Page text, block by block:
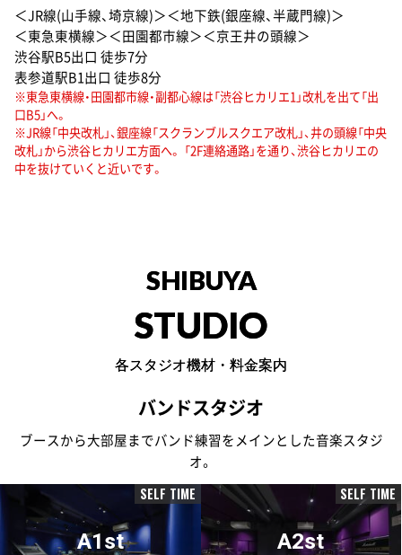
＜JR線(山手線、埼京線)＞＜地下鉄(銀座線、半蔵門線)＞
＜東急東横線＞＜田園都市線＞＜京王井の頭線＞
渋谷駅B5出口 徒歩7分
表参道駅B1出口 徒歩8分
※東急東横線・田園都市線・副都心線は「渋谷ヒカリエ1」改札を出て「出
口B5」へ。
※JR線「中央改札」、銀座線「スクランブルスクエア改札」、井の頭線「中央
改札」から渋谷ヒカリエ方面へ。 「2F連絡通路」を通り、渋谷ヒカリエの
中を抜けていくと近いです。
SHIBUYA
STUDIO
各スタジオ機材・料金案内
バンドスタジオ
ブースから大部屋までバンド練習をメインとした音楽スタジ
オ。
SELF TIME
A1st
SELF TIME
A2st